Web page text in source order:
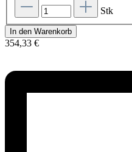
Stk
In den Warenkorb
354,33 €